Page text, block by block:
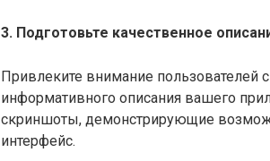
3. Подготовьте качественное
Привлеките внимание пользователей
информативного описания вашего
скриншоты, демонстрирующие
интерфейс.